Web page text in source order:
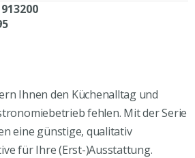
Ihnen den Küchenalltag und
fehlen. Mit der Serie
eine günstige, qualitativ
für Ihre (Erst-)Ausstattung.